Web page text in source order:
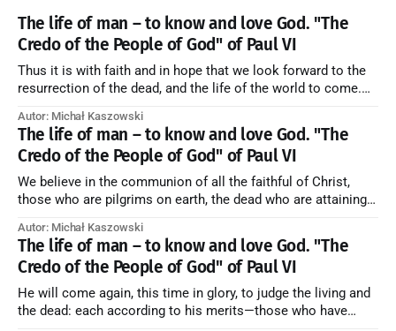
The life of man – to know and love God. "The
Credo of the People of God" of Paul VI
Thus it is with faith and in hope that we look forward to the
resurrection of the dead, and the life of the world to come.
artykuł w starym serwisie →
Autor: Michał Kaszowski
The life of man – to know and love God. "The
Credo of the People of God" of Paul VI
We believe in the communion of all the faithful of Christ,
those who are pilgrims on earth, the dead who are attaining
forming one Church; and we believe that in this communion
the merciful love of God and His saints is
Autor: Michał Kaszowski
The life of man – to know and love God. "The
Credo of the People of God" of Paul VI
He will come again, this time in glory, to judge the living and
the dead: each according to his merits—those who have